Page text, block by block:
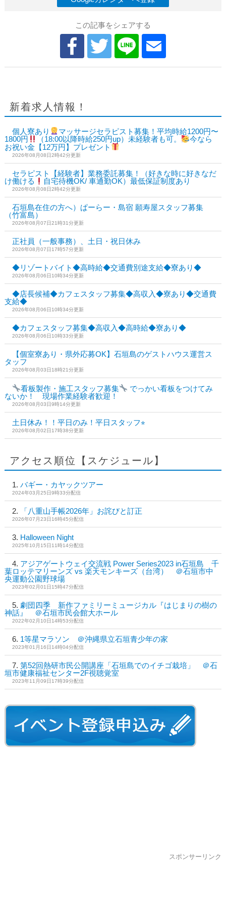
この記事をシェアする
新着求人情報！
個人寮あり
マッサージセラピスト募集！平均時給1200円〜
1800円
（18:00以降時給250円up）未経験者も可。
今なら
お祝い金【12万円】プレゼント
2026年08月08日2時42分更新
セラピスト【経験者】業務委託募集！（好きな時に好きなだ
け働ける
自宅待機OK/ 車通勤OK）最低保証制度あり
2026年08月08日2時42分更新
石垣島在住の方へ）ぱーらー・島宿 願寿屋スタッフ募集
（竹富島）
2026年08月07日21時31分更新
正社員（一般事務）、土日・祝日休み
2026年08月07日17時57分更新
◆リゾートバイト◆高時給◆交通費別途支給◆寮あり◆
2026年08月06日10時34分更新
◆店長候補◆カフェスタッフ募集◆高収入◆寮あり◆交通費
支給◆
2026年08月06日10時34分更新
◆カフェスタッフ募集◆高収入◆高時給◆寮あり◆
2026年08月06日10時33分更新
【個室寮あり・県外応募OK】石垣島のゲストハウス運営ス
タッフ
2026年08月03日18時21分更新
看板製作・施工スタッフ募集
でっかい看板をつけてみ
ないか！ 現場作業経験者歓迎！
2026年08月03日9時14分更新
土日休み！！平日のみ！平日スタッフ⭐︎
2026年08月02日17時38分更新
アクセス順位【スケジュール】
バギー・カヤックツアー
2024年03月25日9時33分配信
「八重山手帳2026年」お詫びと訂正
2026年07月23日16時45分配信
Halloween Night
2025年10月15日11時14分配信
アジアゲートウェイ交流戦 Power Series2023 in石垣島 千
葉ロッテマリーンズ vs 楽天モンキーズ（台湾） ＠石垣市中
央運動公園野球場
2023年02月01日15時47分配信
劇団四季 新作ファミリーミュージカル『はじまりの樹の
神話』 ＠石垣市民会館大ホール
2022年02月10日14時53分配信
1等星マラソン ＠沖縄県立石垣青少年の家
2023年01月16日14時04分配信
第52回熱研市民公開講座「石垣島でのイチゴ栽培」 ＠石
垣市健康福祉センター2F視聴覚室
2023年11月09日17時39分配信
スポンサーリンク